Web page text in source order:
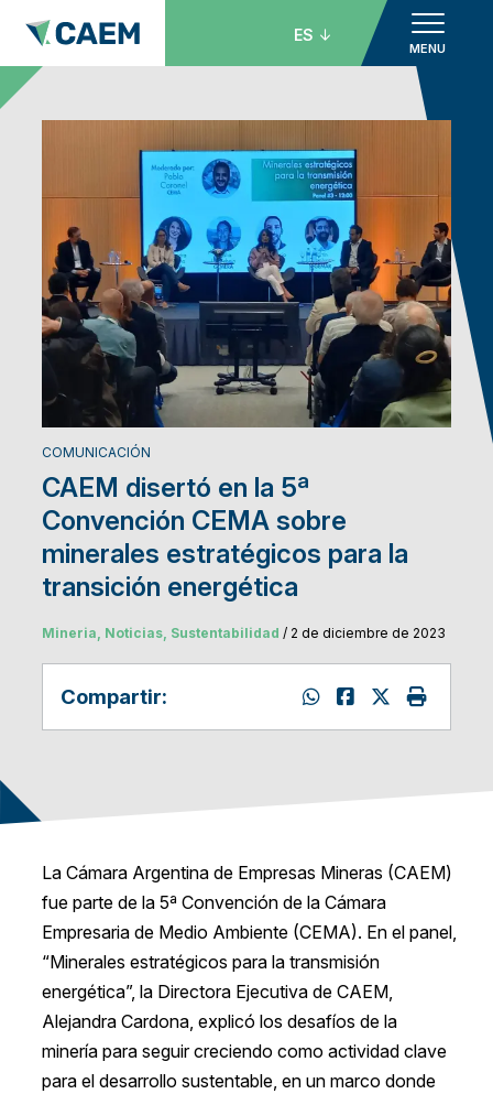
MENU
ES
COMUNICACIÓN
CAEM disertó en la 5ª
Convención CEMA sobre
minerales estratégicos para la
transición energética
Mineria, Noticias, Sustentabilidad / 2 de diciembre de 2023
Compartir:
La Cámara Argentina de Empresas Mineras (CAEM)
fue parte de la 5ª Convención de la Cámara
Empresaria de Medio Ambiente (CEMA). En el panel,
“Minerales estratégicos para la transmisión
energética”, la Directora Ejecutiva de CAEM,
Alejandra Cardona, explicó los desafíos de la
minería para seguir creciendo como actividad clave
para el desarrollo sustentable, en un marco donde